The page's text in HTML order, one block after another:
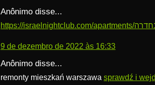
Anônimo disse...
9 de dezembro de 2022 às 16:33
Anônimo disse...
remonty mieszkań warszawa sprawdź i